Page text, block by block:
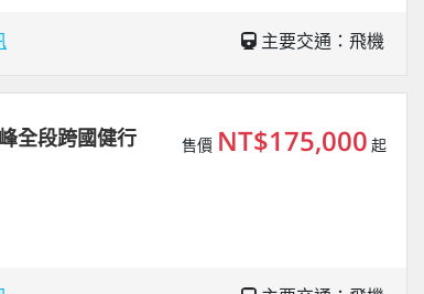
主要交通：飛機
全段跨國健行 售價 NT$175,000 起